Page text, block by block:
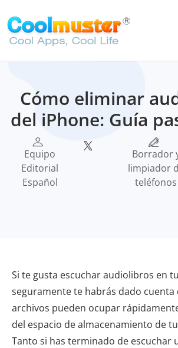
Cómo eliminar
del iPhone: Guía
Equipo
Editorial
Español
Borrador
limpiador
teléfonos
Si te gusta escuchar audiolibros en
seguramente te habrás dado cuenta
archivos pueden ocupar
del espacio de almacenamiento de
Tanto si has terminado de escuchar